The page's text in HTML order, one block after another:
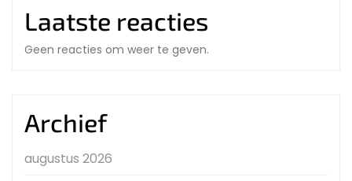
Laatste reacties
Geen reacties om weer te geven.
Archief
augustus 2026